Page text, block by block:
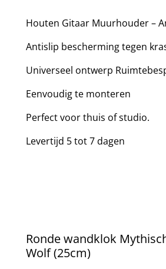
Houten Gitaar Muurhouder –
Antislip bescherming tegen
Universeel ontwerp
Eenvoudig te monteren
Perfect voor thuis of studio.
Levertijd 5 tot 7 dagen
Ronde wandklok
Wolf (25cm)